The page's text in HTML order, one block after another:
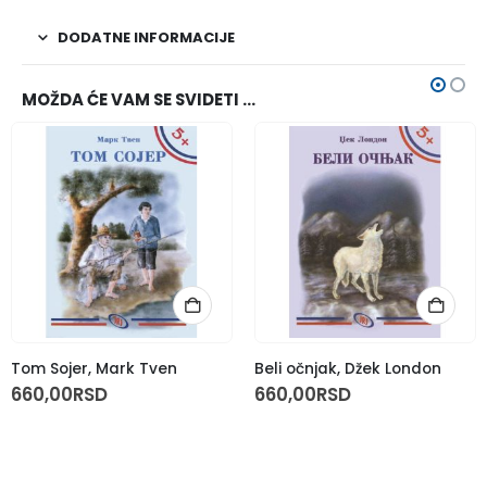
DODATNE INFORMACIJE
MOŽDA ĆE VAM SE SVIDETI …
Tom Sojer, Mark Tven
660,00RSD
Beli očnjak, Džek London
660,00RSD